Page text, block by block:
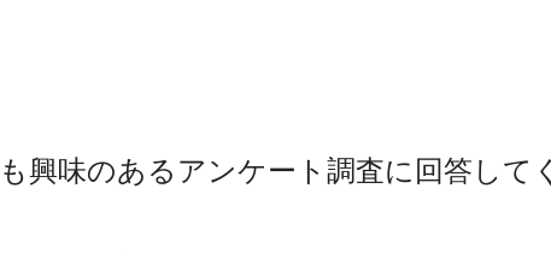
興味のあるアンケート調査に回答してく